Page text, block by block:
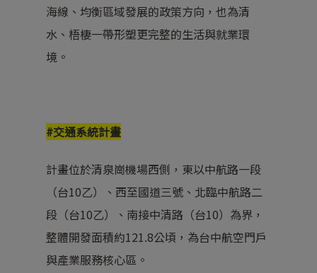
海線、均衡區域發展的政策方向，也為清
水、梧棲一帶形塑更完整的生活與就業環
境。
#交通系統計畫
計畫位於清泉崗機場西側，東以中航路一段
（台10乙）、西至國道三號、北臨中航路二
段（台10乙）、南接中清路（台10）為界，
整體開發面積約121.8公頃，為台中航空門戶
與產業服務核心區。